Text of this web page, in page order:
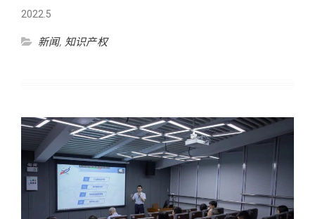
2022.5
新闻, 知识产权